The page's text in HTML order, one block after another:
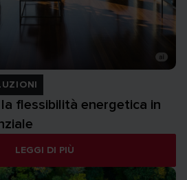
flessibilità energetica in
LEGGI DI PIÙ